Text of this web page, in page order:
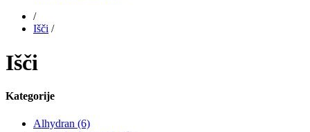
/
Išči /
Išči
Kategorije
Alhydran (6)